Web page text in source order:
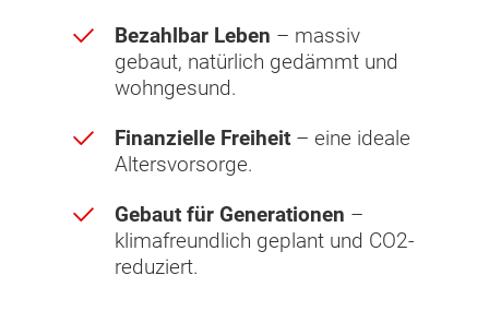
Bezahlbar Leben – massiv
gebaut, natürlich gedämmt und
wohngesund.
Finanzielle Freiheit – eine ideale
Altersvorsorge.
Gebaut für Generationen –
klimafreundlich geplant und CO2-
reduziert.